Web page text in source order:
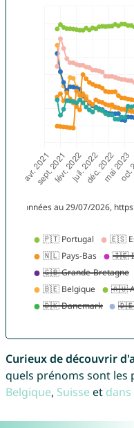
Curieux de découvrir
quels prénoms sont les
Belgique, Suisse et